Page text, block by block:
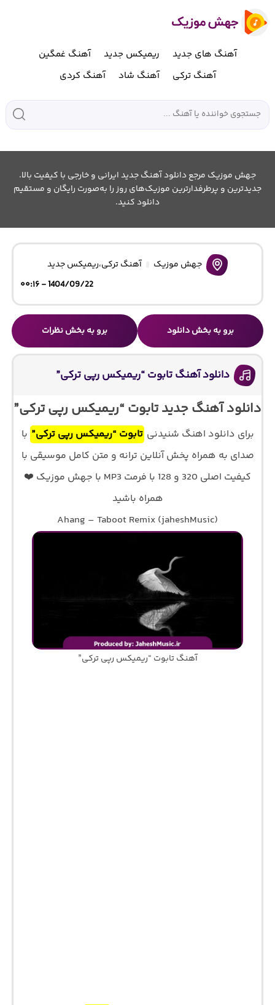
آهنگ های جدید ریمیکس جدید
آهنگ غمگین
آهنگ ترکی
آهنگ شاد آهنگ کردی
جهش موزیک مرجع دانلود آهنگ جدید ایرانی و خارجی با کیفیت بالا.
جدیدترین و پرطرفدارترین موزیک‌های روز را به‌صورت رایگان و مستقیم
دانلود کنید.
جهش موزیک آهنگ ترکی،ریمیکس جدید
1404/09/22 - ۰۰:۱۶
برو به بخش دانلود برو به بخش نظرات
دانلود آهنگ تابوت “ریمیکس رپی ترکی”
دانلود آهنگ جدید تابوت “ریمیکس رپی ترکی”
برای دانلود اهنگ شنیدنی تابوت “ریمیکس رپی ترکی” با
صدای به همراه پخش آنلاین ترانه و متن کامل موسیقی با
کیفیت اصلی 320 و 128 با فرمت MP3 با جهش موزیک ❤️
همراه باشید
Ahang – Taboot Remix (jaheshMusic)
آهنگ تابوت “ریمیکس رپی ترکی”